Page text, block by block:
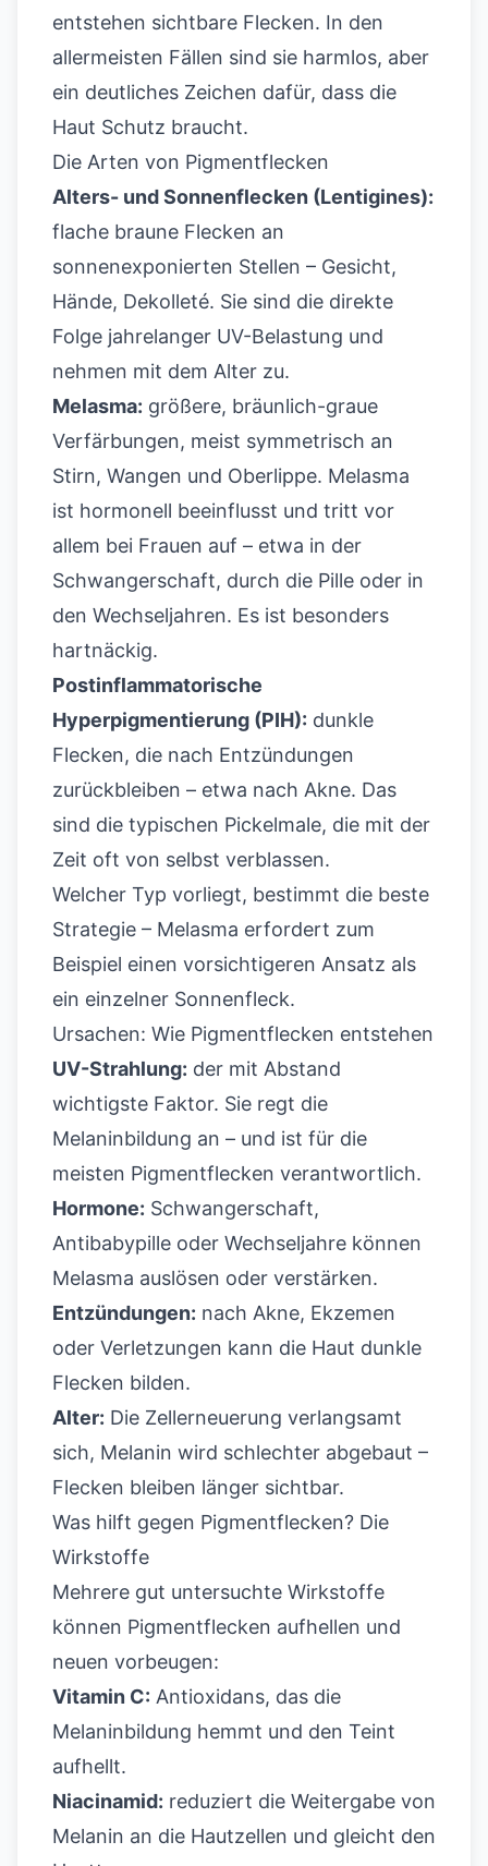
entstehen sichtbare Flecken. In den
allermeisten Fällen sind sie harmlos, aber
ein deutliches Zeichen dafür, dass die
Haut Schutz braucht.
Die Arten von Pigmentflecken
Alters- und Sonnenflecken (Lentigines):
flache braune Flecken an
sonnenexponierten Stellen – Gesicht,
Hände, Dekolleté. Sie sind die direkte
Folge jahrelanger UV-Belastung und
nehmen mit dem Alter zu.
Melasma: größere, bräunlich-graue
Verfärbungen, meist symmetrisch an
Stirn, Wangen und Oberlippe. Melasma
ist hormonell beeinflusst und tritt vor
allem bei Frauen auf – etwa in der
Schwangerschaft, durch die Pille oder in
den Wechseljahren. Es ist besonders
hartnäckig.
Postinflammatorische
Hyperpigmentierung (PIH): dunkle
Flecken, die nach Entzündungen
zurückbleiben – etwa nach Akne. Das
sind die typischen Pickelmale, die mit der
Zeit oft von selbst verblassen.
Welcher Typ vorliegt, bestimmt die beste
Strategie – Melasma erfordert zum
Beispiel einen vorsichtigeren Ansatz als
ein einzelner Sonnenfleck.
Ursachen: Wie Pigmentflecken entstehen
UV-Strahlung: der mit Abstand
wichtigste Faktor. Sie regt die
Melaninbildung an – und ist für die
meisten Pigmentflecken verantwortlich.
Hormone: Schwangerschaft,
Antibabypille oder Wechseljahre können
Melasma auslösen oder verstärken.
Entzündungen: nach Akne, Ekzemen
oder Verletzungen kann die Haut dunkle
Flecken bilden.
Alter: Die Zellerneuerung verlangsamt
sich, Melanin wird schlechter abgebaut –
Flecken bleiben länger sichtbar.
Was hilft gegen Pigmentflecken? Die
Wirkstoffe
Mehrere gut untersuchte Wirkstoffe
können Pigmentflecken aufhellen und
neuen vorbeugen:
Vitamin C: Antioxidans, das die
Melaninbildung hemmt und den Teint
aufhellt.
Niacinamid: reduziert die Weitergabe von
Melanin an die Hautzellen und gleicht den